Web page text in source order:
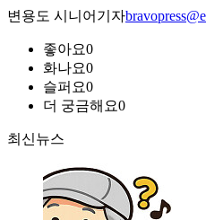
변용도 시니어기자
좋아요0
화나요0
슬퍼요0
더 궁금해요0
최신뉴스